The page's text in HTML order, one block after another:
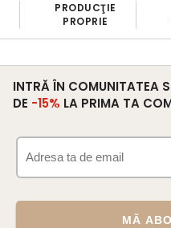
PRODUCŢIE
PROPRIE
INTRĂ ÎN COMUNITATEA
DE -15% LA PRIMA TA
MĂ